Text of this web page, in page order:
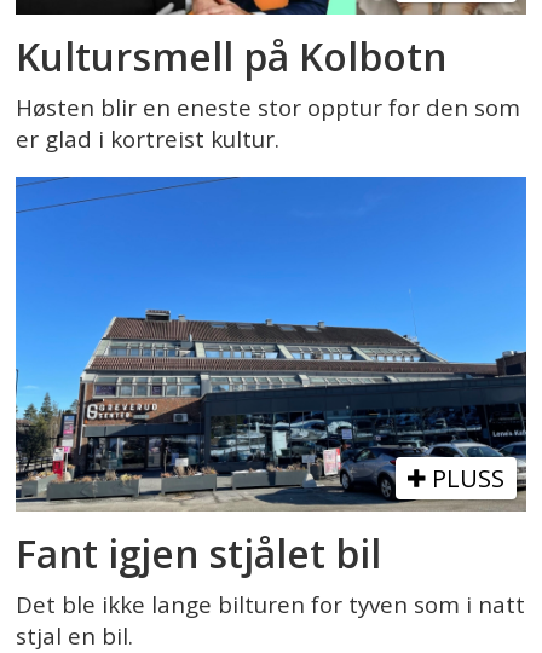
Kultursmell på Kolbotn
Høsten blir en eneste stor opptur for den som
er glad i kortreist kultur.
PLUSS
Fant igjen stjålet bil
Det ble ikke lange bilturen for tyven som i natt
stjal en bil.